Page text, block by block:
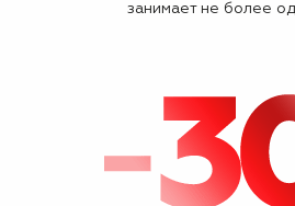
занимает не более